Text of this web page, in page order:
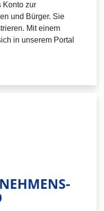
Konto zur
und Bürger. Sie
Mit einem
in unserem Portal